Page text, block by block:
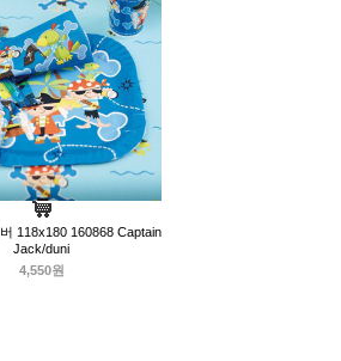
118x180 160868 Captain
Jack/duni
4,550원